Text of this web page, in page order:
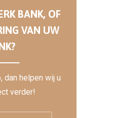
BANK, OF
VAN UW
dan helpen wij u
verder!